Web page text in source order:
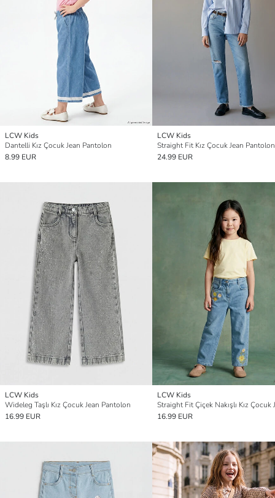
LCW Kids
Dantelli Kız Çocuk Jean Pantolon
8.99 EUR
LCW Kids
Straight Fit Kız Çocuk Jean Pantolon
24.99 EUR
LCW Kids
Wideleg Taşlı Kız Çocuk Jean Pantolon
16.99 EUR
LCW Kids
16.99 EUR